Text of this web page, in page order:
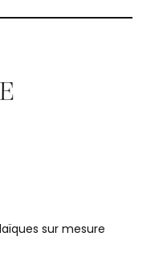
sur mesure